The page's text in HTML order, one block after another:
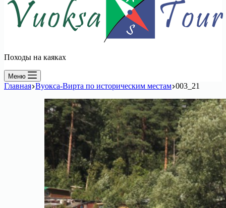
Походы на каяках
Меню
Главная Вуокса-Вирта по историческим местам 003_21